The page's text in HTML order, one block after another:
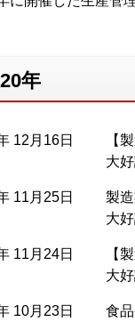
年
12月16日
【
大
11月25日
製
大
11月24日
【
大
10月23日
食